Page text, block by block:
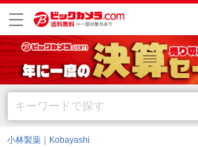
小林製薬｜Kobayashi